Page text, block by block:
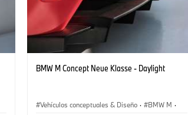
BMW M Concept Neue Klasse - Daylight
Vehículos conceptuales & Diseño · BMW M ·